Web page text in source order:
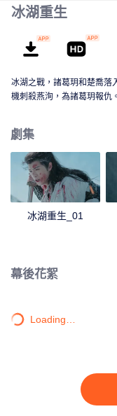
冰湖重生
冰湖之戰，諸葛玥和楚喬落
機刺殺燕洵，為諸葛玥報仇
還百姓美好家園？
劇集
冰湖重生_01
幕後花絮
Loading…